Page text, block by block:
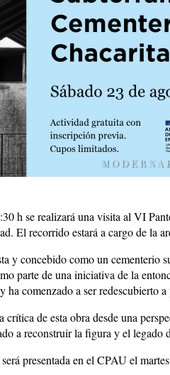
h se realizará una visita al VI
El recorrido estará a cargo de la
y concebido como un cementerio
parte de una iniciativa de la
comenzado a ser redescubierto
de esta obra desde una
a reconstruir la figura y el
presentada en el CPAU el